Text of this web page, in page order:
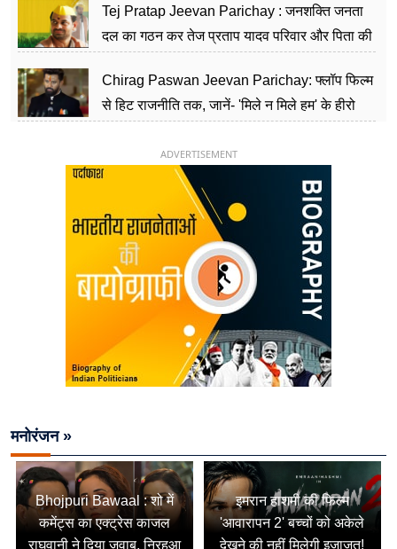
Tej Pratap Jeevan Parichay : जनशक्ति जनता
दल का गठन कर तेज प्रताप यादव परिवार और पिता की
Chirag Paswan Jeevan Parichay: फ्लॉप फिल्म
से हिट राजनीति तक, जानें- 'मिले न मिले हम' के हीरो
ADVERTISEMENT
मनोरंजन »
Bhojpuri Bawaal : शो में
कमेंट्स का एक्ट्रेस काजल
राघवानी ने दिया जवाब, निरहुआ
इमरान हाशमी की फिल्म
'आवारापन 2' बच्चों को अकेले
देखने की नहीं मिलेगी इजाजत!